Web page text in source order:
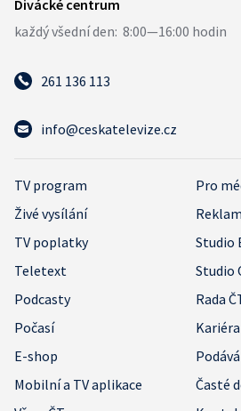
261 136 113
info@ceskatelevize.cz
TV program
Pro
Živé vysílání
TV poplatky
Studio
Teletext
Studio
Podcasty
Rada
Počasí
Kariéra
E-shop
Mobilní a TV aplikace
Časté